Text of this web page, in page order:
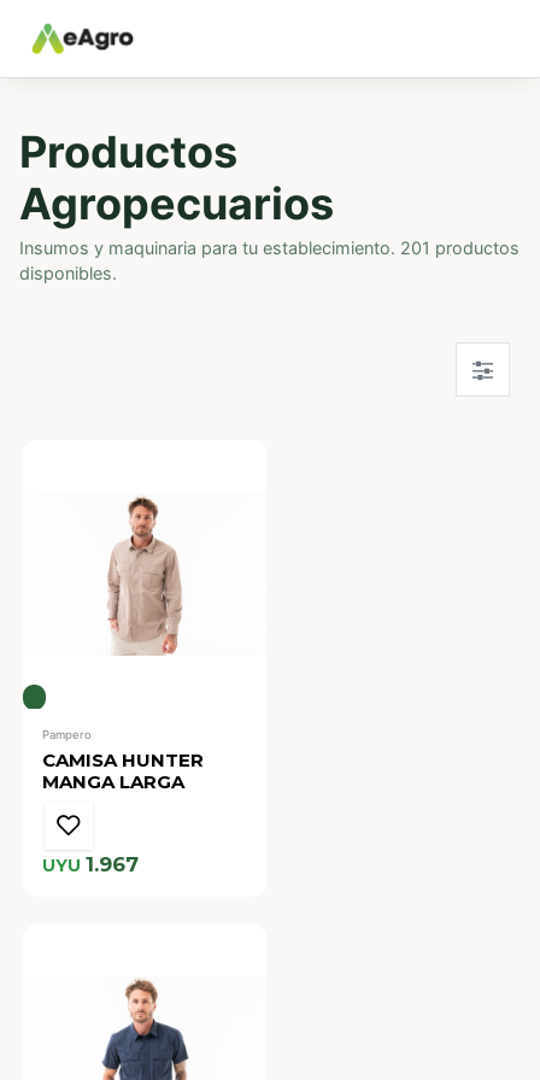
Productos
Agropecuarios
Insumos y maquinaria para tu establecimiento. 201 productos
disponibles.
Pampero
CAMISA HUNTER
MANGA LARGA
UYU 1.967